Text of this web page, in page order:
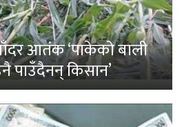
आतंक ‘पाकेको बाली
पाउँदैनन् किसान’